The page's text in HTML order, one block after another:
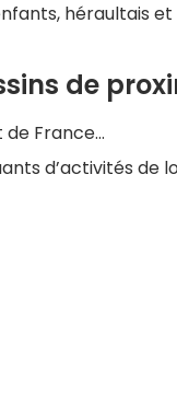
héraultais
de
France...
d’activités de